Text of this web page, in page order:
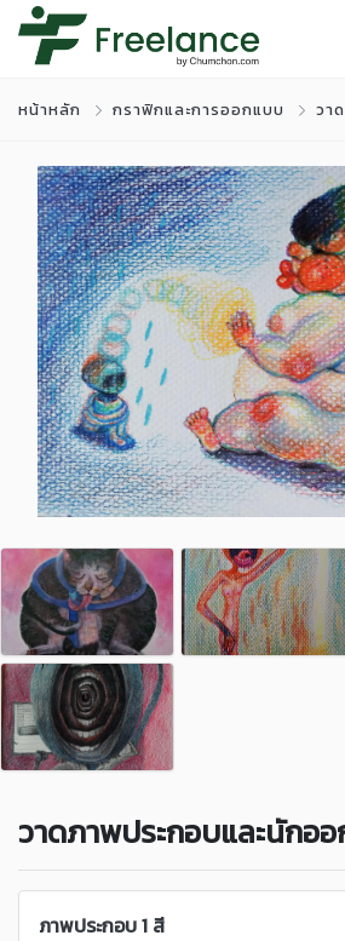
หน้าหลัก กราฟิกและการออกแบบ วา
วาดภาพประกอบและนักอ
ภาพประกอบ 1 สี